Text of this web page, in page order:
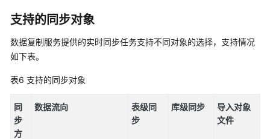
支持的同步对象
数据复制服务提供的实时同步任务支持不同对象的选择，支持情况
如下表。
表6 支持的同步对象
同
步
方
数据流向
表级同
步
库级同步
导入对象
文件